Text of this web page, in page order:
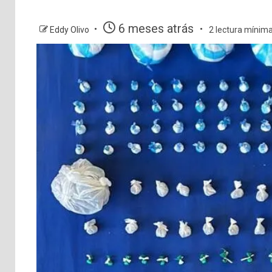
Eddy Olivo 6 meses atrás 2 lectura